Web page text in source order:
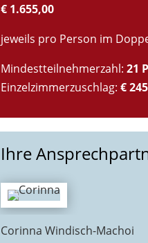
€ 1.655,00
jeweils pro Person im
Mindestteilnehmerzahl: 21
Einzelzimmerzuschlag: €
Ihre
Corinna Windisch-Machoi